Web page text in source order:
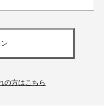
の方はこちら